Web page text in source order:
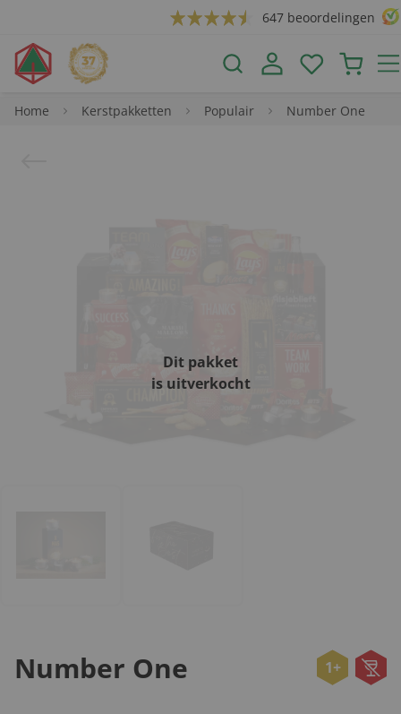
647 beoordelingen
Home Kerstpakketten Populair Number One
Dit pakket
is uitverkocht
Number One 1+